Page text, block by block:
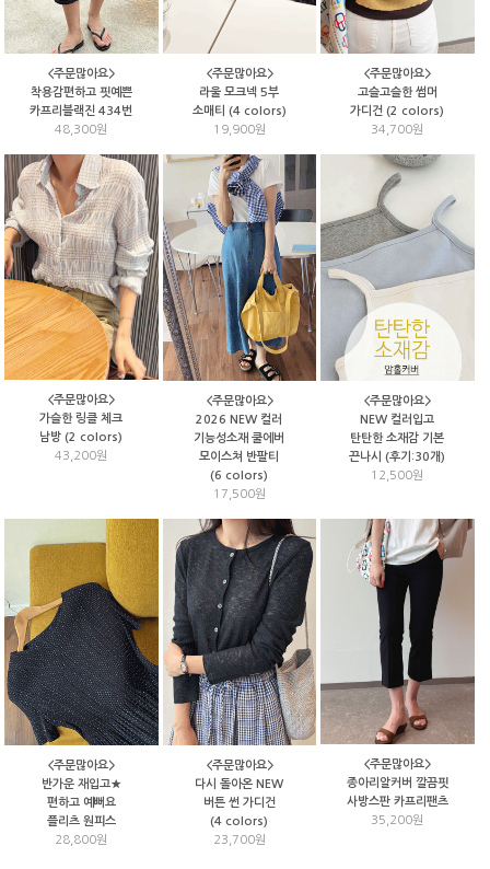
<주문많아요>
착용감편하고 핏예쁜
카프리블랙진 434번
48,300원
<주문많아요>
라울 모크넥 5부
소매티 (4 colors)
19,900원
<주문많아요>
고슬고슬한 썸머
가디건 (2 colors)
34,700원
<주문많아요>
가슬한 링클 체크
남방 (2 colors)
43,200원
<주문많아요>
2026 NEW 컬러
기능성소재 쿨에버
모이스쳐 반팔티
(6 colors)
17,500원
<주문많아요>
NEW 컬러입고
탄탄한 소재감 기본
끈나시 (후기:30개)
12,500원
<주문많아요>
반가운 재입고★
편하고 예뻐요
플리츠 원피스
28,800원
<주문많아요>
다시 돌아온 NEW
버튼 썬 가디건
(4 colors)
23,700원
<주문많아요>
종아리알커버 깔끔핏
사방스판 카프리팬츠
35,200원